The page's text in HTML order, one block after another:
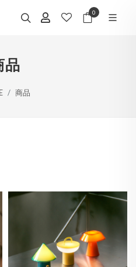
0
品
商品